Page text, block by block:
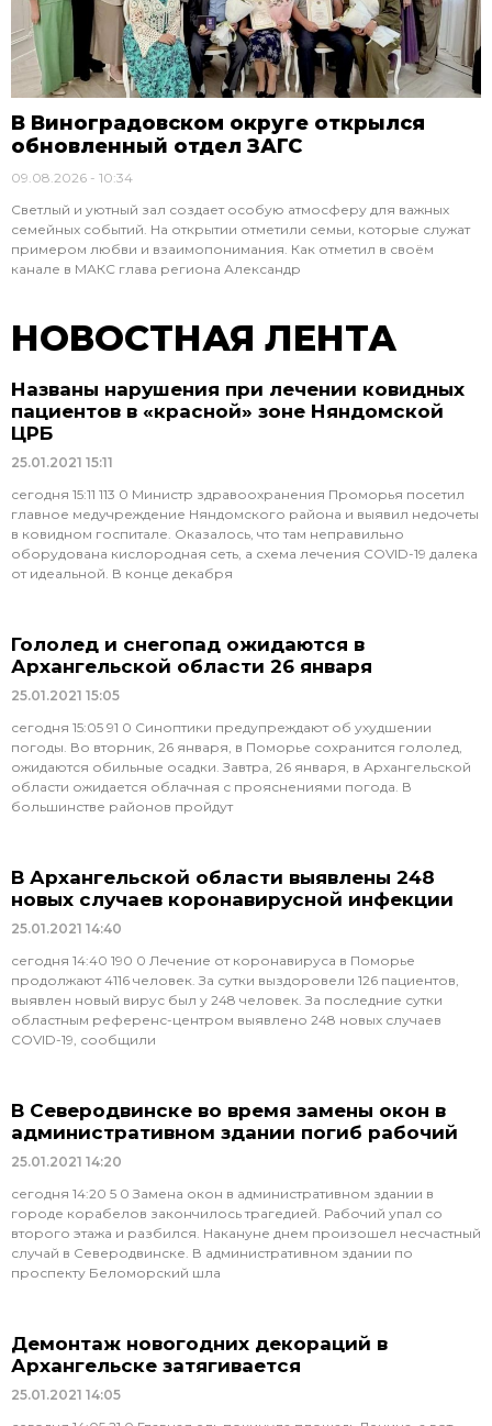
В Виноградовском округе открылся
обновленный отдел ЗАГС
09.08.2026
10:34
Светлый и уютный зал создает особую атмосферу для важных
семейных событий. На открытии отметили семьи, которые служат
примером любви и взаимопонимания. Как отметил в своём
канале в МАКС глава региона Александр
НОВОСТНАЯ ЛЕНТА
Названы нарушения при лечении ковидных
пациентов в «красной» зоне Няндомской
ЦРБ
25.01.2021 15:11
сегодня 15:11 113 0 Министр здравоохранения Проморья посетил
главное медучреждение Няндомского района и выявил недочеты
в ковидном госпитале. Оказалось, что там неправильно
оборудована кислородная сеть, а схема лечения COVID-19 далека
от идеальной. В конце декабря
Гололед и снегопад ожидаются в
Архангельской области 26 января
25.01.2021 15:05
сегодня 15:05 91 0 Синоптики предупреждают об ухудшении
погоды. Во вторник, 26 января, в Поморье сохранится гололед,
ожидаются обильные осадки. Завтра, 26 января, в Архангельской
области ожидается облачная с прояснениями погода. В
большинстве районов пройдут
В Архангельской области выявлены 248
новых случаев коронавирусной инфекции
25.01.2021 14:40
сегодня 14:40 190 0 Лечение от коронавируса в Поморье
продолжают 4116 человек. За сутки выздоровели 126 пациентов,
выявлен новый вирус был у 248 человек. За последние сутки
областным референс-центром выявлено 248 новых случаев
COVID-19, сообщили
В Северодвинске во время замены окон в
административном здании погиб рабочий
25.01.2021 14:20
сегодня 14:20 5 0 Замена окон в административном здании в
городе корабелов закончилось трагедией. Рабочий упал со
второго этажа и разбился. Накануне днем произошел несчастный
случай в Северодвинске. В административном здании по
проспекту Беломорский шла
Демонтаж новогодних декораций в
Архангельске затягивается
25.01.2021 14:05